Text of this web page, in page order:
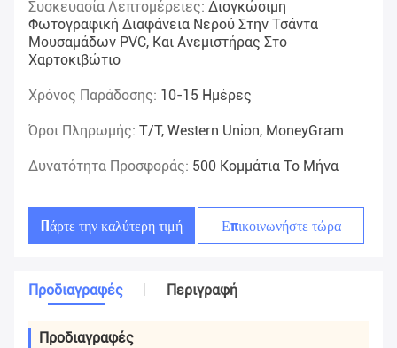
Συσκευασία Λεπτομέρειες: Διογκώσιμη
Φωτογραφική Διαφάνεια Νερού Στην Τσάντα
Μουσαμάδων PVC, Και Ανεμιστήρας Στο
Χαρτοκιβώτιο
Χρόνος Παράδοσης: 10-15 Ημέρες
Όροι Πληρωμής: T/T, Western Union, MoneyGram
Δυνατότητα Προσφοράς: 500 Κομμάτια Το Μήνα
Πάρτε την καλύτερη τιμή Επικοινωνήστε τώρα
Προδιαγραφές Περιγραφή
Προδιαγραφές